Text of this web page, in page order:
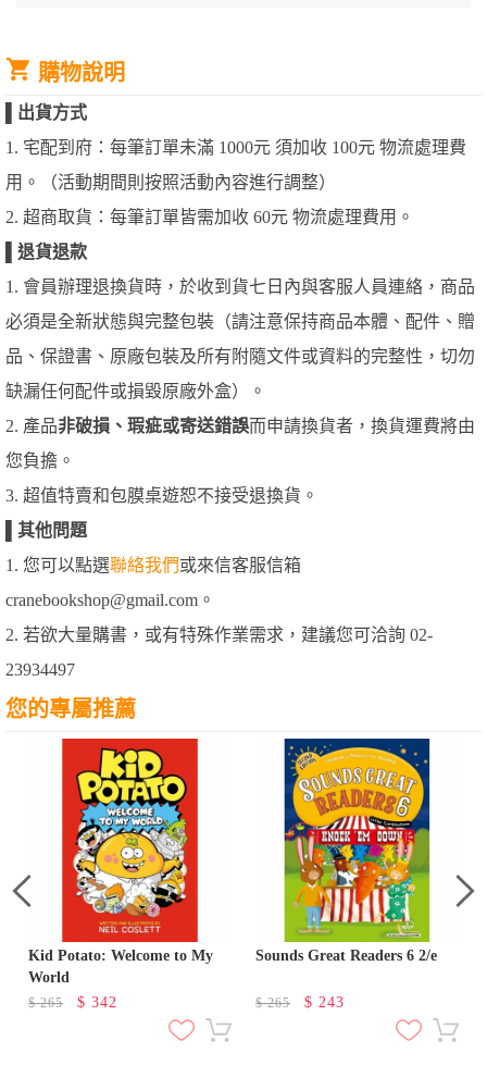
購物說明
出貨方式
1. 宅配到府：每筆訂單未滿 1000元 須加收 100元 物流處理費
用。（活動期間則按照活動內容進行調整）
2. 超商取貨：每筆訂單皆需加收 60元 物流處理費用。
退貨退款
1. 會員辦理退換貨時，於收到貨七日內與客服人員連絡，商品
必須是全新狀態與完整包裝（請注意保持商品本體、配件、贈
品、保證書、原廠包裝及所有附隨文件或資料的完整性，切勿
缺漏任何配件或損毀原廠外盒）。
2. 產品非破損、瑕疵或寄送錯誤而申請換貨者，換貨運費將由
您負擔。
3. 超值特賣和包膜桌遊恕不接受退換貨。
其他問題
1. 您可以點選聯絡我們或來信客服信箱
cranebookshop@gmail.com。
2. 若欲大量購書，或有特殊作業需求，建議您可洽詢 02-
23934497
您的專屬推薦
Kid Potato: Welcome to My
World
$265 $ 342
Sounds Great Readers 6 2/e
$265 $ 243